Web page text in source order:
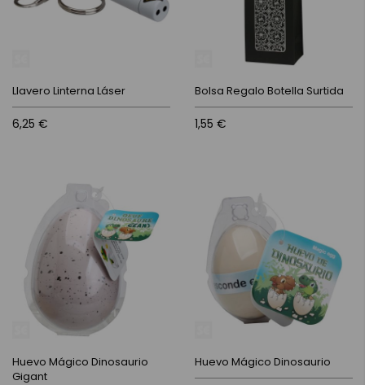
Llavero Linterna Láser
6,25 €
Bolsa Regalo Botella Surtida
1,55 €
Huevo Mágico Dinosaurio
Gigant
Huevo Mágico Dinosaurio